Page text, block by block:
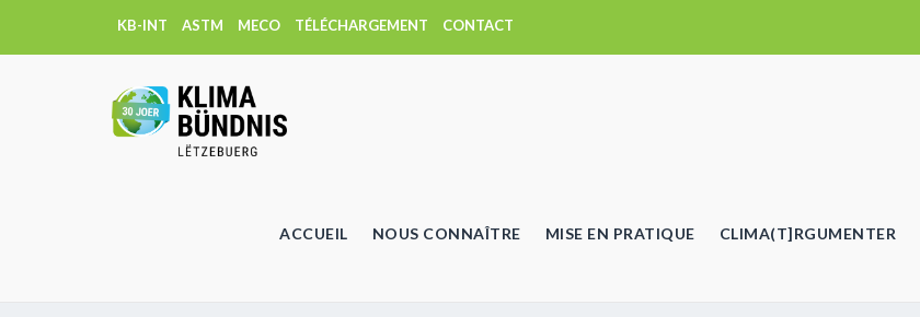
KB-INT ASTM MECO TÉLÉCHARGEMENT CONTACT
ACCUEIL NOUS CONNAÎTRE MISE EN PRATIQUE CLIMA(T]RGUMENTER